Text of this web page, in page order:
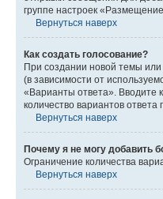
группе настроек
Вернуться наверх
Как создать голосование?
При создании новой темы
(в зависимости от
«Варианты ответа». Вводите
количество вариантов
Вернуться наверх
Почему я не могу добавить
Ограничение количества
Вернуться наверх